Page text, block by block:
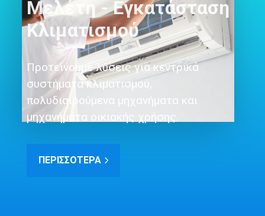
Μελέτη - Εγκατάσταση
Κλιματισμού
Προτείνουμε λύσεις για κεντρικά
συστήματα κλιματισμού,
πολυδιαιρούμενα μηχανήματα και
μηχανήματα οικιακής χρήσης.
ΠΕΡΙΣΣΌΤΕΡΑ